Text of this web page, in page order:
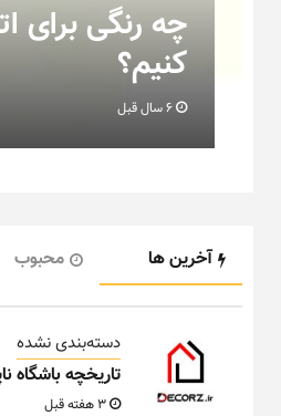
چه رنگی برای
کنیم؟
آخرین ها محبوب
دسته‌بندی نشده
تاریخچه باشگاه